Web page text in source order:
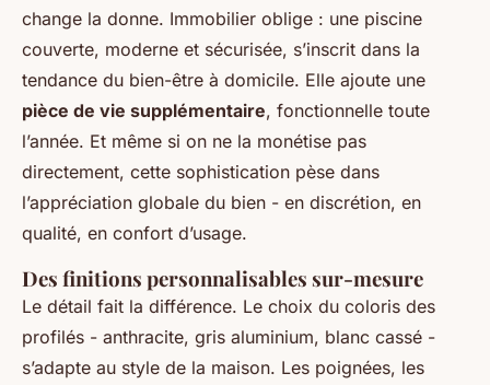
change la donne. Immobilier oblige : une piscine
couverte, moderne et sécurisée, s’inscrit dans la
tendance du bien-être à domicile. Elle ajoute une
pièce de vie supplémentaire, fonctionnelle toute
l’année. Et même si on ne la monétise pas
directement, cette sophistication pèse dans
l’appréciation globale du bien - en discrétion, en
qualité, en confort d’usage.
Des finitions personnalisables sur-mesure
Le détail fait la différence. Le choix du coloris des
profilés - anthracite, gris aluminium, blanc cassé -
s’adapte au style de la maison. Les poignées, les